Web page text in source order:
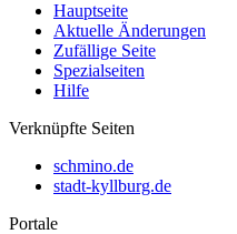
Hauptseite
Aktuelle Änderungen
Zufällige Seite
Spezialseiten
Hilfe
Verknüpfte Seiten
schmino.de
stadt-kyllburg.de
Portale